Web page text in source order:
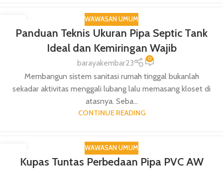
DEC
WAWASAN UMUM
Panduan Teknis Ukuran Pipa Septic Tank
Ideal dan Kemiringan Wajib
barayakembar23 0
Membangun sistem sanitasi rumah tinggal bukanlah
sekadar aktivitas menggali lubang lalu memasang kloset di
atasnya. Seba...
CONTINUE READING
WAWASAN UMUM
Kupas Tuntas Perbedaan Pipa PVC AW